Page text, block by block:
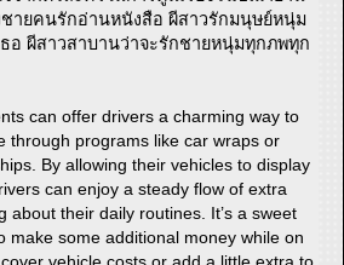
ชายคนรักอ่านหนังสือ ผีสาวรักมนุษย์หนุ่ม
อ ผีสาวสาบานว่าจะรักชายหนุ่มทุกภพทุก
can offer drivers a charming way to
through programs like car wraps or
By allowing their vehicles to display
can enjoy a steady flow of extra
about their daily routines. It’s a sweet
make some additional money while on
vehicle costs or add a little extra to